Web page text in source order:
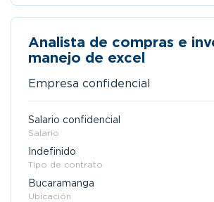
Analista de compras e
manejo de excel
Empresa confidencial
Salario confidencial
Salario
Indefinido
Tipo de contrato
Bucaramanga
Ubicación